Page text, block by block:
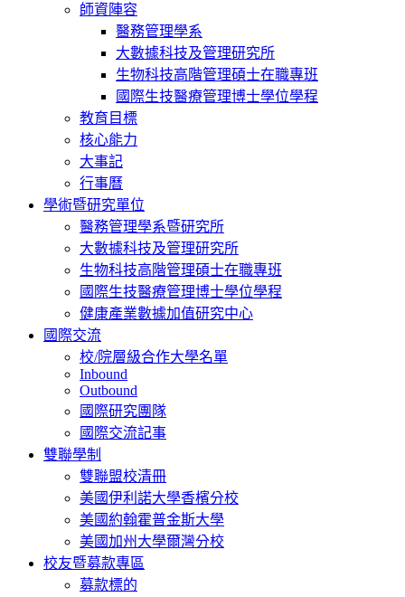
師資陣容
醫務管理學系
大數據科技及管理研究所
生物科技高階管理碩士在職專班
國際生技醫療管理博士學位學程
教育目標
核心能力
大事記
行事曆
學術暨研究單位
醫務管理學系暨研究所
大數據科技及管理研究所
生物科技高階管理碩士在職專班
國際生技醫療管理博士學位學程
健康產業數據加值研究中心
國際交流
校/院層級合作大學名單
Inbound
Outbound
國際研究團隊
國際交流記事
雙聯學制
雙聯盟校清冊
美國伊利諾大學香檳分校
美國約翰霍普金斯大學
美國加州大學爾灣分校
校友暨募款專區
募款標的